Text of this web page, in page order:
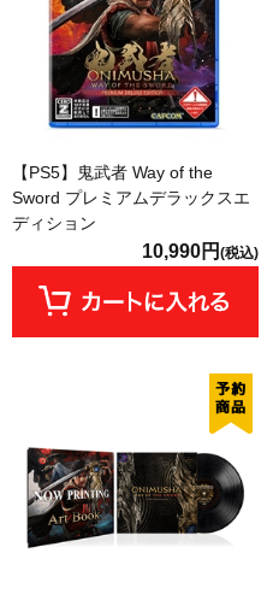
【PS5】鬼武者 Way of the
Sword プレミアムデラックスエ
ディション
10,990円 (税込)